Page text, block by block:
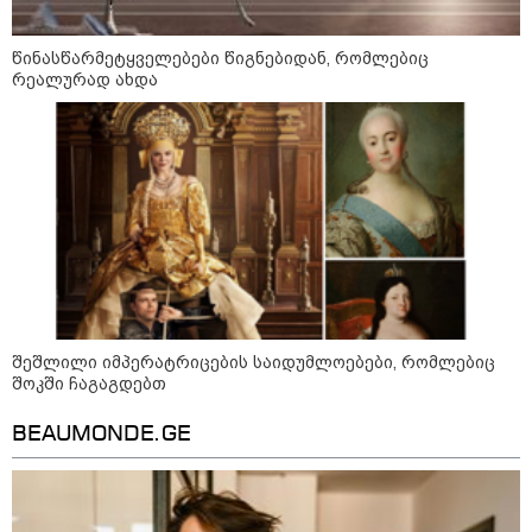
09:00 / 07-08-2026
18 წელი აგვისტოს ომიდან - ტრაგიკული
შესაძლოა, აღარ გვახსოვს
18:21 / 07-08-2026
"ვიდეოს ნახვა ჩემთვის იყო
წინასწარმეტყველებები წიგნებიდან, რომლებიც
რეალურად ახდა
შეშლილი იმპერატრიცების საიდუმლოებები, რომლებიც
შოკში ჩაგაგდებთ
BEAUMONDE.GE